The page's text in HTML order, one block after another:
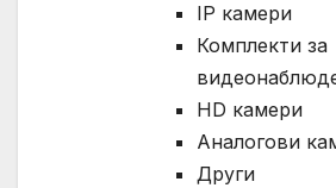
IP камери
Комплекти за
HD камери
Аналогови
Други